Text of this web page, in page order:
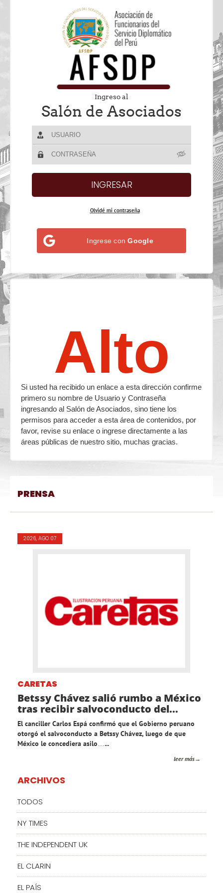
Ingreso al
Salón de Asociados
Olvidé mi contraseña
Ingrese conGoogle
Alto
Si usted ha recibido un enlace a esta dirección confirme
primero su nombre de Usuario y Contraseña
ingresando al Salón de Asociados, sino tiene los
permisos para acceder a esta área de contenidos, por
favor, revise su enlace o ingrese directamente a las
áreas públicas de nuestro sitio, muchas gracias.
PRENSA
2026, AGO 07
CARETAS
Betssy Chávez salió rumbo a México
tras recibir salvoconducto del...
El canciller Carlos Espá confirmó que el Gobierno peruano
otorgó el salvoconducto a Betssy Chávez, luego de que
México le concediera asilo…...
leer más
ARCHIVOS
TODOS
NY TIMES
THE INDEPENDENT UK
EL CLARIN
EL PAÍS